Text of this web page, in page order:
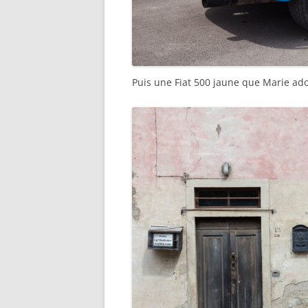
Puis une Fiat 500 jaune que Marie